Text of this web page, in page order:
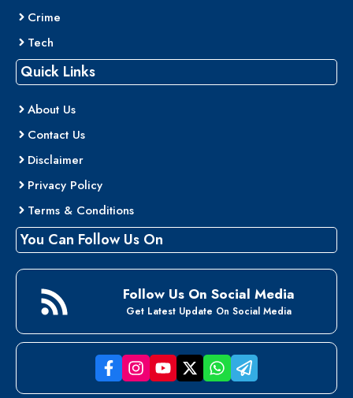
Crime
Tech
Quick Links
About Us
Contact Us
Disclaimer
Privacy Policy
Terms & Conditions
You Can Follow Us On
Follow Us On Social Media
Get Latest Update On Social Media